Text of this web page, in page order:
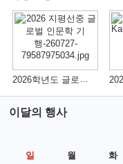
2026학년도 글로벌 인문학 기행 후기
이달의 행사
일
월 화